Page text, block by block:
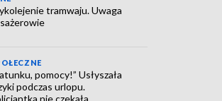
tramwaju. Uwaga
pomocy!” Usłyszała
podczas urlopu.